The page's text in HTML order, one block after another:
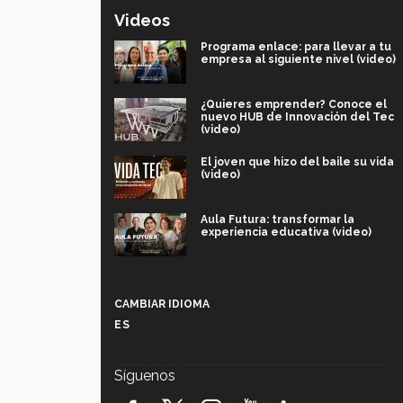
Videos
Programa enlace: para llevar a tu
empresa al siguiente nivel (video)
¿Quieres emprender? Conoce el
nuevo HUB de Innovación del Tec
(video)
El joven que hizo del baile su vida
(video)
Aula Futura: transformar la
experiencia educativa (video)
CAMBIAR IDIOMA
ES
Síguenos